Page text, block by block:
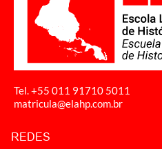
Tel. +55 011 91710 5011
matricula@elahp.com.br
REDES